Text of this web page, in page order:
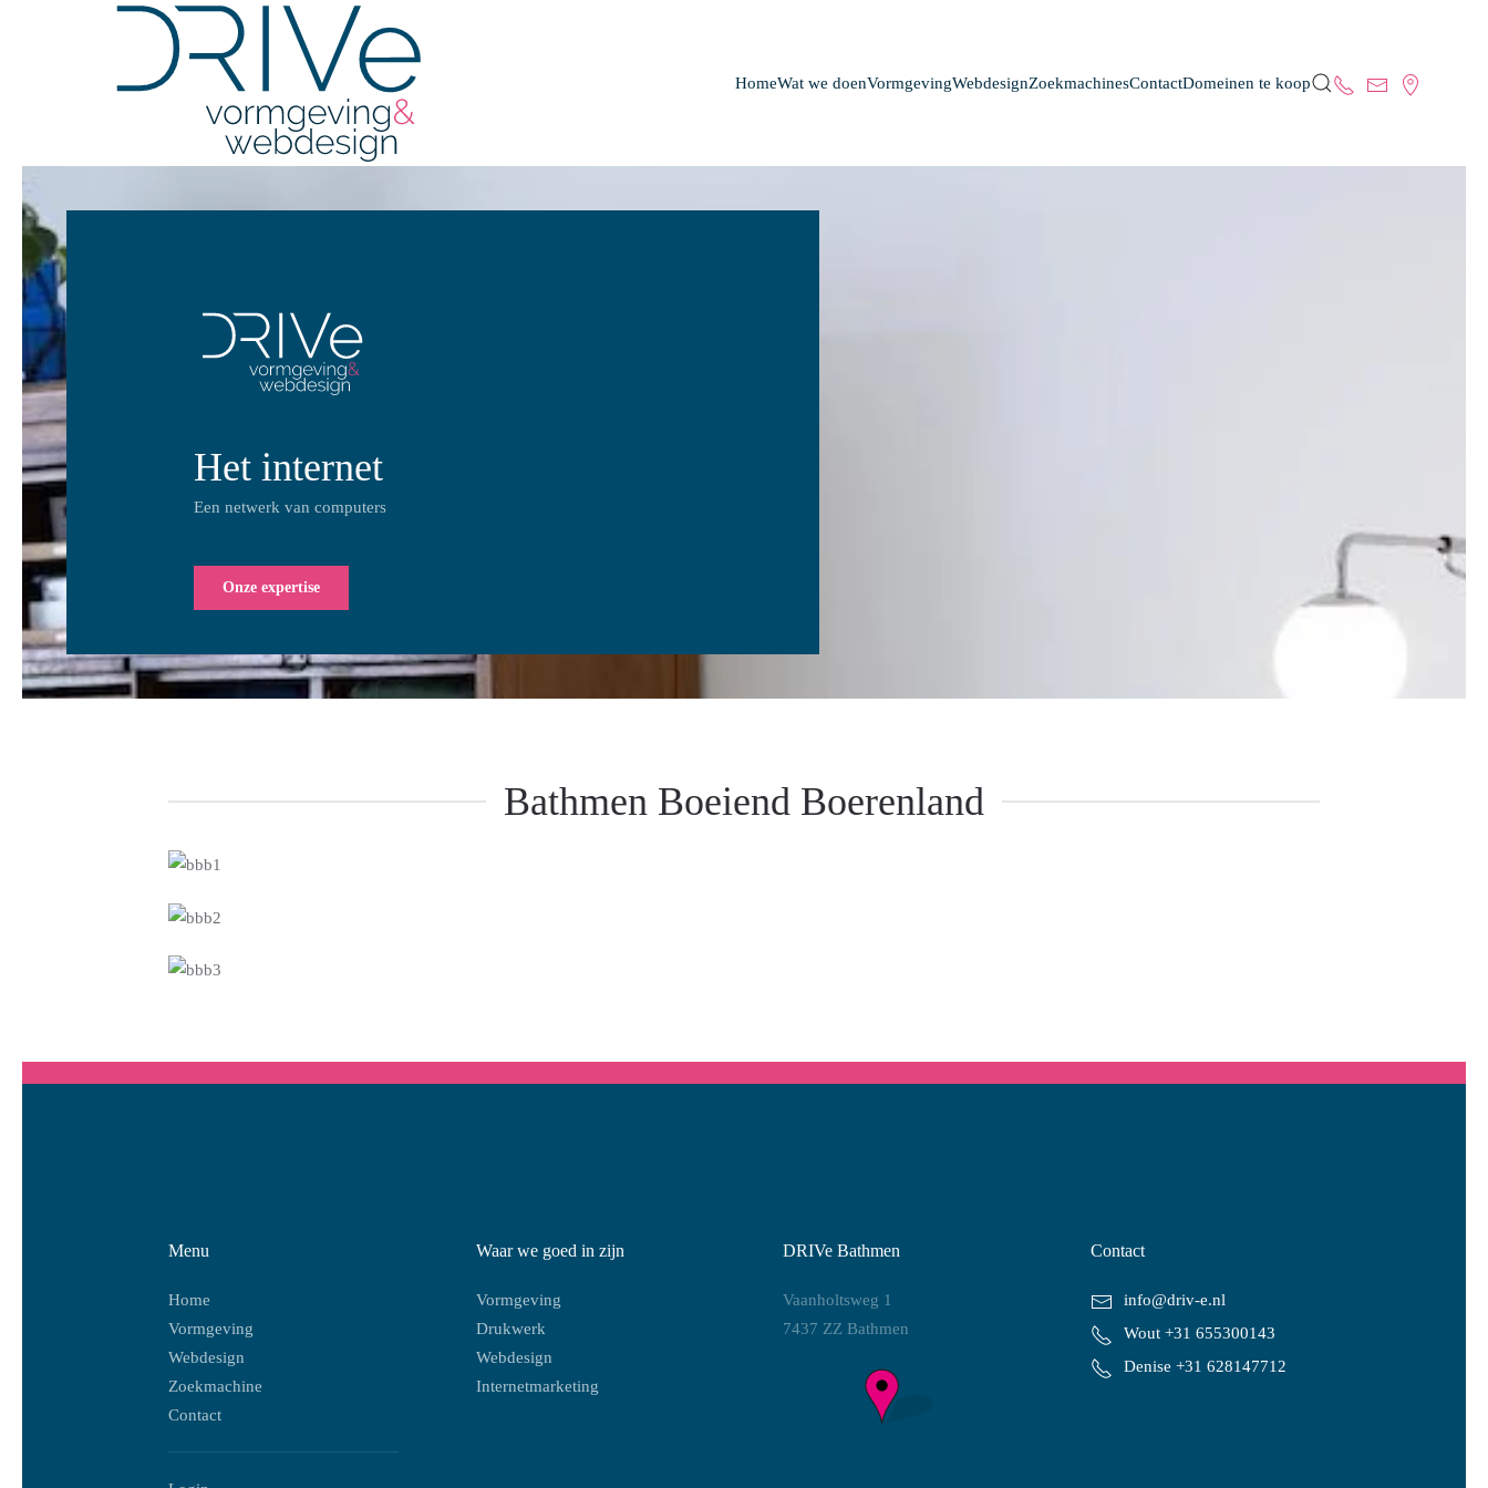
Overslaan en naar de inhoud gaan
HomeWat we doenVormgevingWebdesignZoekmachinesContactDomeinen te koop
Het internet
Een netwerk van computers
Onze expertise
Bathmen Boeiend Boerenland
Menu
Home
Vormgeving
Webdesign
Zoekmachine
Contact
Waar we goed in zijn
Vormgeving
Drukwerk
Webdesign
Internetmarketing
DRIVe Bathmen
Vaanholtsweg 1
7437 ZZ Bathmen
Contact
info@driv-e.nl
Wout +31 655300143
Denise +31 628147712